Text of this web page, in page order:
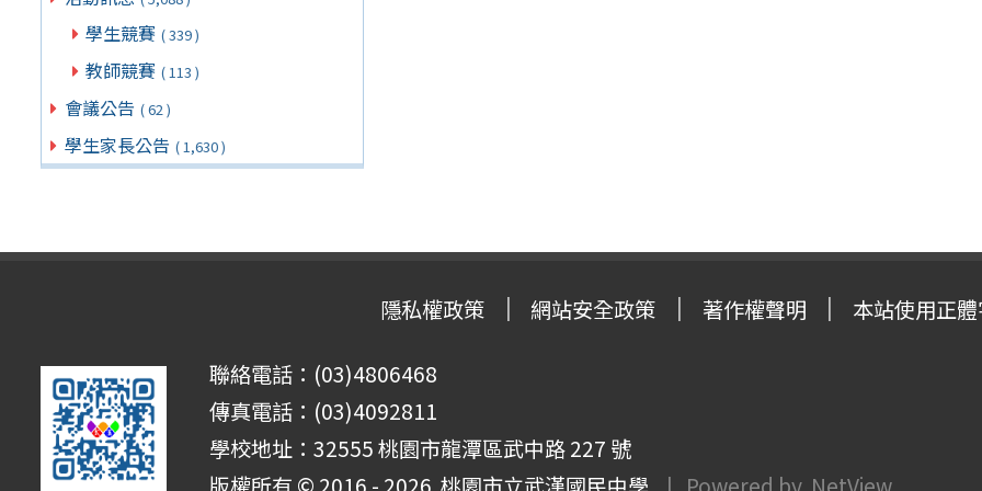
學生競賽 ( 339 )
教師競賽 ( 113 )
會議公告 ( 62 )
學生家長公告 ( 1,630 )
隱私權政策 網站安全政策 著作權聲明 本站使用正
聯絡電話：(03)4806468
傳真電話：(03)4092811
學校地址：32555 桃園市龍潭區武中路 227 號